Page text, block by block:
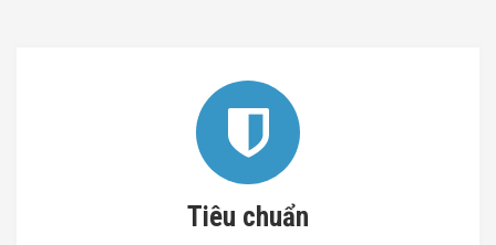
Tiêu chuẩn